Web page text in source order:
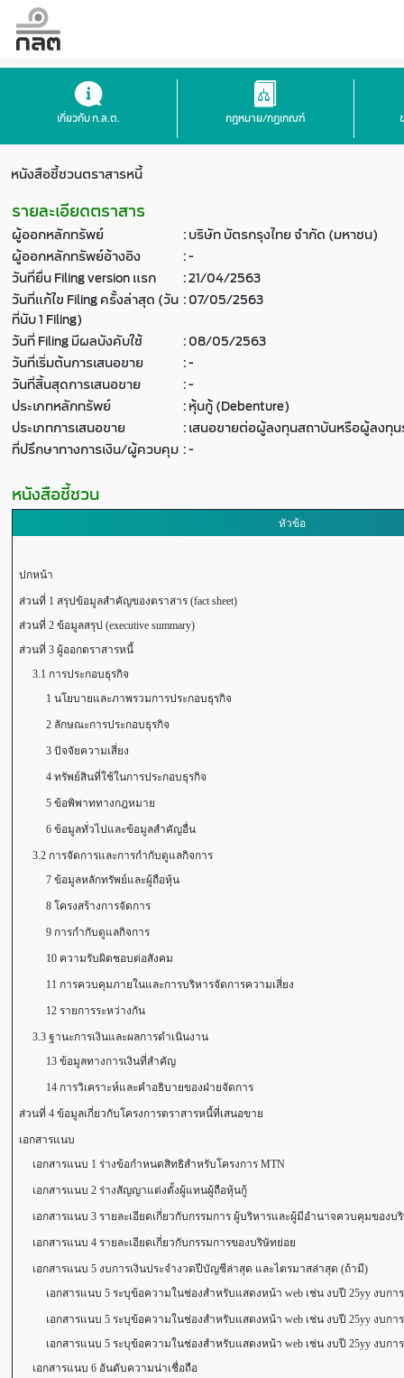
เกี่ยวกับ ก.ล.ต. กฎหมาย/กฎเกณฑ์
หนังสือชี้ชวนตราสารหนี้
รายละเอียดตราสาร
ผู้ออกหลักทรัพย์ :บริษัท บัตรกรุงไทย จำกัด (มหาชน)
ผู้ออกหลักทรัพย์อ้างอิง
:-
วันที่ยื่น Filing version แรก
:21/04/2563
วันที่แก้ไข Filing ครั้งล่าสุด (วัน
ที่นับ 1 Filing)
:07/05/2563
วันที่ Filing มีผลบังคับใช้
:08/05/2563
วันที่เริ่มต้นการเสนอขาย
:-
วันที่สิ้นสุดการเสนอขาย
:-
ประเภทหลักทรัพย์
:หุ้นกู้ (Debenture)
ประเภทการเสนอขาย
:เสนอขายต่อผู้ลงทุนสถาบันหรือผู้ลงทุ
ที่ปรึกษาทางการเงิน/ผู้ควบคุม :-
หนังสือชี้ชวน
หัวข้อ
ปกหน้า
ส่วนที่ 1 สรุปข้อมูลสำคัญของตราสาร (fact sheet)
ส่วนที่ 2 ข้อมูลสรุป (executive summary)
ส่วนที่ 3 ผู้ออกตราสารหนี้
3.1 การประกอบธุรกิจ
1 นโยบายและภาพรวมการประกอบธุรกิจ
2 ลักษณะการประกอบธุรกิจ
3 ปัจจัยความเสี่ยง
4 ทรัพย์สินที่ใช้ในการประกอบธุรกิจ
5 ข้อพิพาททางกฎหมาย
6 ข้อมูลทั่วไปและข้อมูลสำคัญอื่น
3.2 การจัดการและการกำกับดูแลกิจการ
7 ข้อมูลหลักทรัพย์และผู้ถือหุ้น
8 โครงสร้างการจัดการ
9 การกำกับดูแลกิจการ
10 ความรับผิดชอบต่อสังคม
11 การควบคุมภายในและการบริหารจัดการความเสี่ยง
12 รายการระหว่างกัน
3.3 ฐานะการเงินและผลการดำเนินงาน
13 ข้อมูลทางการเงินที่สำคัญ
14 การวิเคราะห์และคำอธิบายของฝ่ายจัดการ
ส่วนที่ 4 ข้อมูลเกี่ยวกับโครงการตราสารหนี้ที่เสนอขาย
เอกสารแนบ
เอกสารแนบ 1 ร่างข้อกำหนดสิทธิสำหรับโครงการ MTN
เอกสารแนบ 2 ร่างสัญญาแต่งตั้งผู้แทนผู้ถือหุ้นกู้
เอกสารแนบ 3 รายละเอียดเกี่ยวกับกรรมการ ผู้บริหารและผู้มีอำนาจควบคุมของบ
เอกสารแนบ 4 รายละเอียดเกี่ยวกับกรรมการของบริษัทย่อย
เอกสารแนบ 5 งบการเงินประจำงวดปีบัญชีล่าสุด และไตรมาสล่าสุด (ถ้ามี)
เอกสารแนบ 5 ระบุข้อความในช่องสำหรับแสดงหน้า web เช่น งบปี 25yy งบการ
เอกสารแนบ 5 ระบุข้อความในช่องสำหรับแสดงหน้า web เช่น งบปี 25yy งบการ
เอกสารแนบ 5 ระบุข้อความในช่องสำหรับแสดงหน้า web เช่น งบปี 25yy งบการ
เอกสารแนบ 6 อันดับความน่าเชื่อถือ